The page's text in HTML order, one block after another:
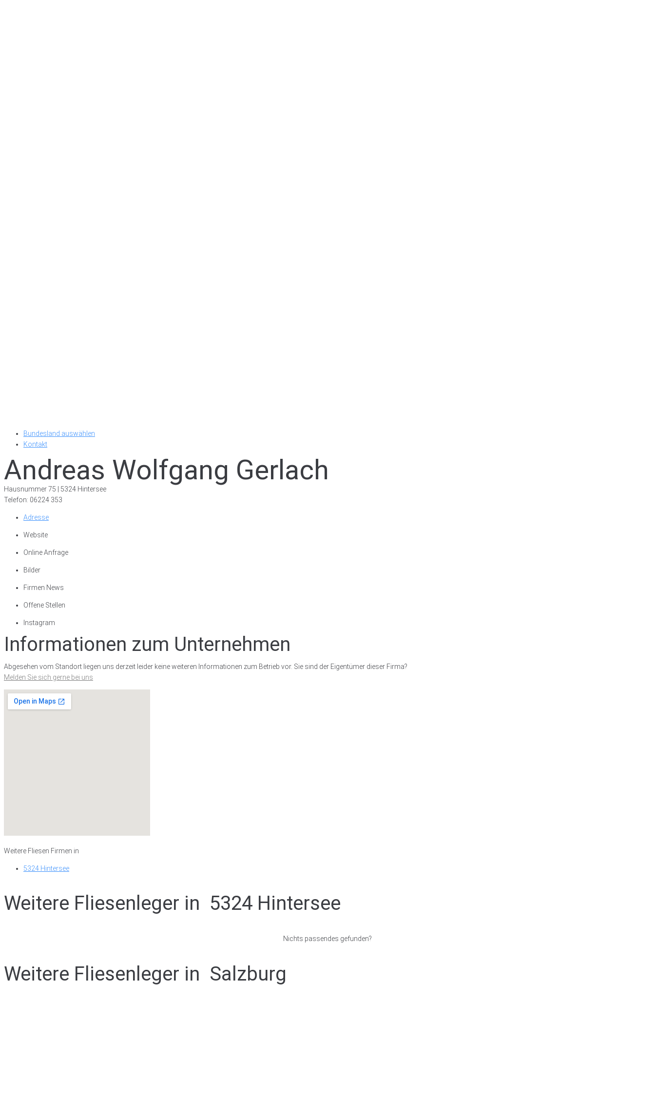
Bundesland auswählen
Kontakt
Andreas Wolfgang Gerlach
Hausnummer 75 | 5324 Hintersee
Telefon: 06224 353
Adresse
Website
Online Anfrage
Bilder
Firmen News
Offene Stellen
Instagram
Informationen zum Unternehmen
Abgesehen vom Standort liegen uns derzeit leider keine weiteren Informationen zum Betrieb vor. Sie sind der Eigentümer dieser Firma?
Melden Sie sich gerne bei uns
Weitere Fliesen Firmen in
5324 Hintersee
Weitere Fliesenleger in 5324 Hintersee
Nichts passendes gefunden?
Weitere Fliesenleger in Salzburg